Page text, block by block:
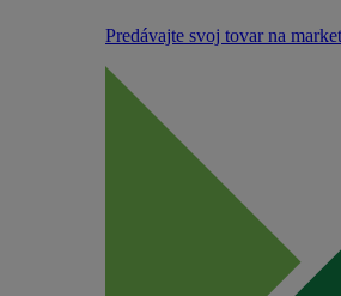
Predávajte svoj tovar na